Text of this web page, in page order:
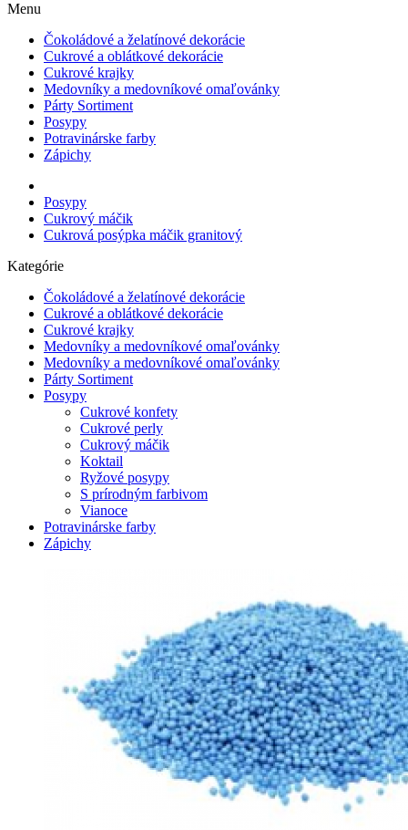
Menu
Čokoládové a želatínové dekorácie
Cukrové a oblátkové dekorácie
Cukrové krajky
Medovníky a medovníkové omaľovánky
Párty Sortiment
Posypy
Potravinárske farby
Zápichy
Posypy
Cukrový máčik
Cukrová posýpka máčik granitový
Kategórie
Čokoládové a želatínové dekorácie
Cukrové a oblátkové dekorácie
Cukrové krajky
Medovníky a medovníkové omaľovánky
Medovníky a medovníkové omaľovánky
Párty Sortiment
Posypy
Cukrové konfety
Cukrové perly
Cukrový máčik
Koktail
Ryžové posypy
S prírodným farbivom
Vianoce
Potravinárske farby
Zápichy